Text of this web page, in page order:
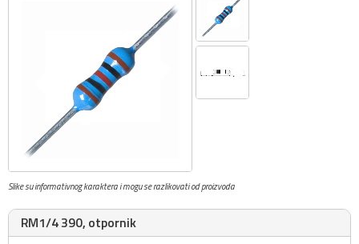
Slike su informativnog karaktera i mogu se razlikovati od proizvoda
RM1/4 390, otpornik